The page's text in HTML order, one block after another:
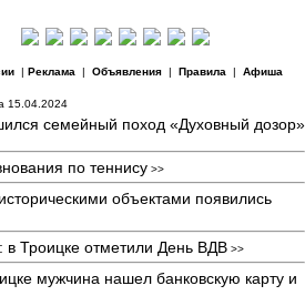
| Реклама | Объявления| Правила | Афиша
15.04.2024
семейный поход «Духовный дозор»
по теннису >>
объектами появились
в Троицке отметили День ВДВ >>
мужчина нашел банковскую карту и